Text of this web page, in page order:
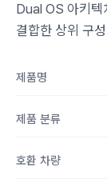
Dual OS 아키텍
결합한 상위 구
제품명
제품 분류
호환 차량